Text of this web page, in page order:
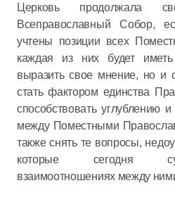
Церковь продолжала
Всеправославный Собор,
учтены позиции всех
каждая из них будет
выразить свое мнение, но и
стать фактором единства
способствовать углублению
между Поместными
также снять те вопросы,
которые сегодня
взаимоотношениях между